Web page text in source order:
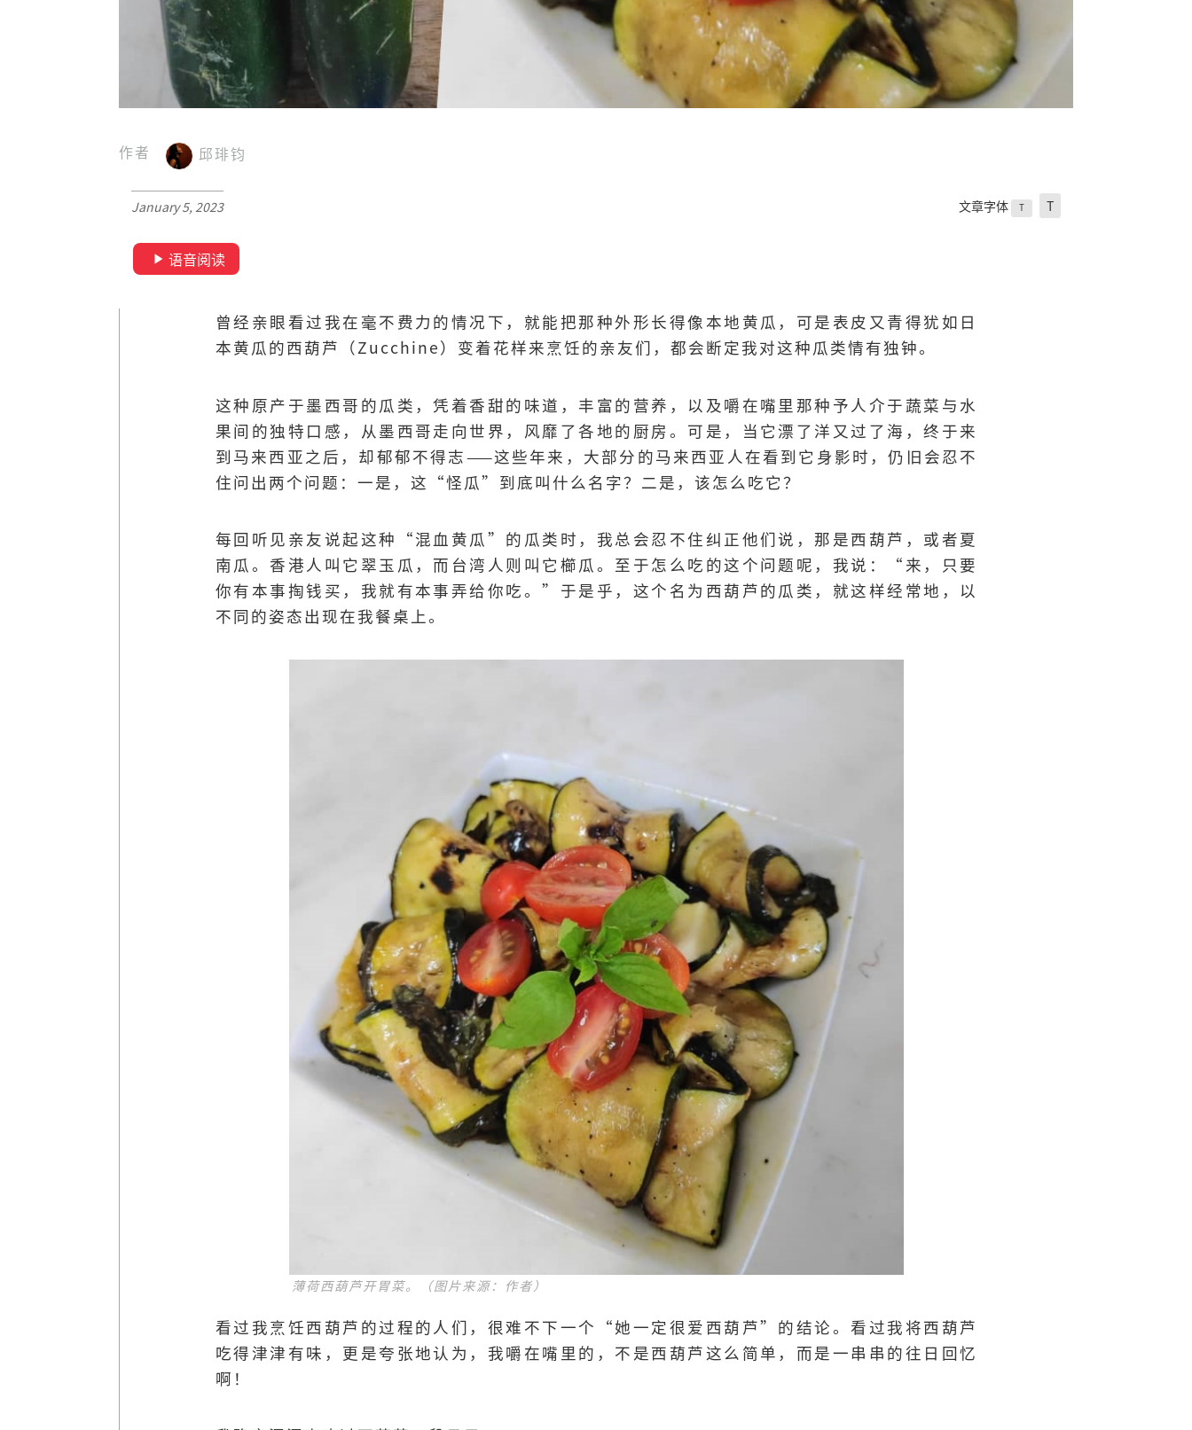
作者 邱琲钧
January 5, 2023 文章字体 T T
语音阅读
曾经亲眼看过我在毫不费力的情况下，就能把那种外形长得像本地黄瓜，可是表皮又青得犹如日
本黄瓜的西葫芦（Zucchine）变着花样来烹饪的亲友们，都会断定我对这种瓜类情有独钟。
这种原产于墨西哥的瓜类，凭着香甜的味道，丰富的营养，以及嚼在嘴里那种予人介于蔬菜与水
果间的独特口感，从墨西哥走向世界，风靡了各地的厨房。可是，当它漂了洋又过了海，终于来
到马来西亚之后，却郁郁不得志——这些年来，大部分的马来西亚人在看到它身影时，仍旧会忍不
住问出两个问题：一是，这“怪瓜”到底叫什么名字？二是，该怎么吃它？
每回听见亲友说起这种“混血黄瓜”的瓜类时，我总会忍不住纠正他们说，那是西葫芦，或者夏
南瓜。香港人叫它翠玉瓜，而台湾人则叫它櫛瓜。至于怎么吃的这个问题呢，我说：“来，只要
你有本事掏钱买，我就有本事弄给你吃。”于是乎，这个名为西葫芦的瓜类，就这样经常地，以
不同的姿态出现在我餐桌上。
薄荷西葫芦开胃菜。（图片来源：作者）
看过我烹饪西葫芦的过程的人们，很难不下一个“她一定很爱西葫芦”的结论。看过我将西葫芦
吃得津津有味，更是夸张地认为，我嚼在嘴里的，不是西葫芦这么简单，而是一串串的往日回忆
啊！